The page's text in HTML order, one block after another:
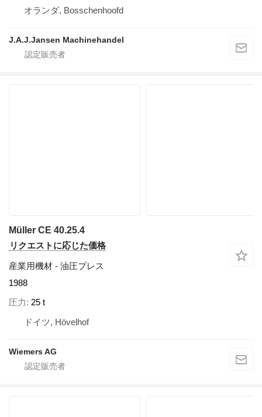
オランダ, Bosschenhoofd
J.A.J.Jansen Machinehandel
Müller CE 40.25.4
リクエストに応じた価格
産業用機材 - 油圧プレス
1988
圧力
25 t
ドイツ, Hövelhof
Wiemers AG